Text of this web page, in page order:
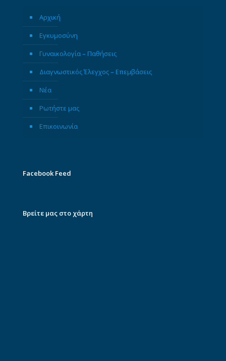
Αρχική
Εγκυμοσύνη
Γυναικολογία – Παθήσεις
Διαγνωστικός Έλεγχος – Επεμβάσεις
Νέα
Ρωτήστε μας
Επικοινωνία
Facebook Feed
Βρείτε μας στο χάρτη